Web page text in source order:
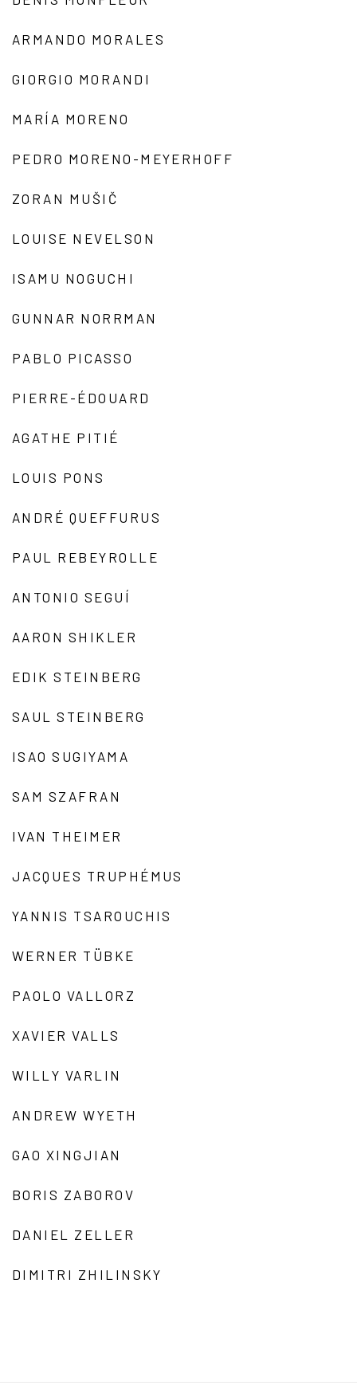
ARMANDO MORALES
GIORGIO MORANDI
MARÍA MORENO
PEDRO MORENO-MEYERHOFF
ZORAN MUŠIČ
LOUISE NEVELSON
ISAMU NOGUCHI
GUNNAR NORRMAN
PABLO PICASSO
PIERRE-ÉDOUARD
AGATHE PITIÉ
LOUIS PONS
ANDRÉ QUEFFURUS
PAUL REBEYROLLE
ANTONIO SEGUÍ
AARON SHIKLER
EDIK STEINBERG
SAUL STEINBERG
ISAO SUGIYAMA
SAM SZAFRAN
IVAN THEIMER
JACQUES TRUPHÉMUS
YANNIS TSAROUCHIS
WERNER TÜBKE
PAOLO VALLORZ
XAVIER VALLS
WILLY VARLIN
ANDREW WYETH
GAO XINGJIAN
BORIS ZABOROV
DANIEL ZELLER
DIMITRI ZHILINSKY